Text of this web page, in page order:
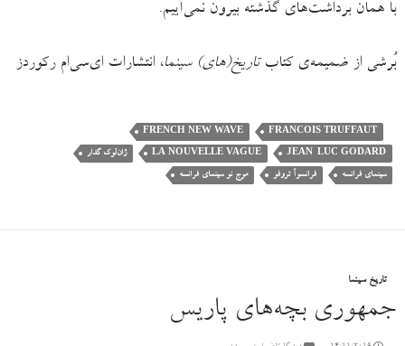
با همان برداشت‌های گذشته بیرون نمی‌آییم.
بُرشی از ضمیمه‌ی کتابتاریخ(های) سینما، انتشارات ای‌سی‌ام رکوردز
FRANCOIS TRUFFAUT
FRENCH NEW WAVE
JEAN-LUC GODARD
LA NOUVELLE VAGUE ژان‌لوک گدار
سینمای فرانسه فرانسوآ تروفو موج نو سینمای فرانسه
تاریخ سینما
جمهوری بچه‌های پاریس